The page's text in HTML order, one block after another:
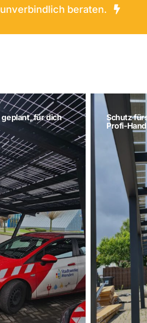
beraten.
geplant, für dich
Schutz
Profi-